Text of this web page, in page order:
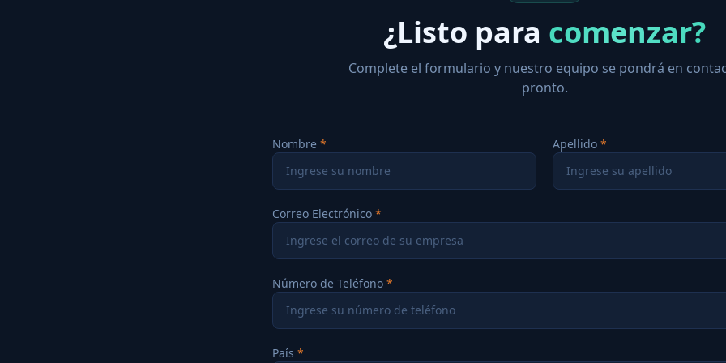
¿Listo para comenzar?
Complete el formulario y nuestro equipo se pondrá en
pronto.
Nombre Apellido
Correo Electrónico
Número de Teléfono
País